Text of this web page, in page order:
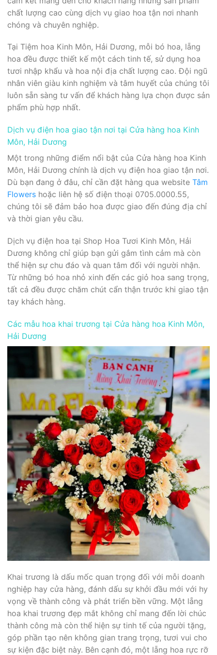
chất lượng cao cùng dịch vụ giao hoa tận nơi nhanh
chóng và chuyên nghiệp.
Tại Tiệm hoa Kinh Môn, Hải Dương, mỗi bó hoa, lẵng
hoa đều được thiết kế một cách tinh tế, sử dụng hoa
tươi nhập khẩu và hoa nội địa chất lượng cao. Đội ngũ
nhân viên giàu kinh nghiệm và tâm huyết của chúng tôi
luôn sẵn sàng tư vấn để khách hàng lựa chọn được sản
phẩm phù hợp nhất.
Dịch vụ điện hoa giao tận nơi tại Cửa hàng hoa Kinh
Môn, Hải Dương
Một trong những điểm nổi bật của Cửa hàng hoa Kinh
Môn, Hải Dương chính là dịch vụ điện hoa giao tận nơi.
Dù bạn đang ở đâu, chỉ cần đặt hàng qua website Tâm
Flowers hoặc liên hệ số điện thoại 0705.0000.55,
chúng tôi sẽ đảm bảo hoa được giao đến đúng địa chỉ
và thời gian yêu cầu.
Dịch vụ điện hoa tại Shop Hoa Tươi Kinh Môn, Hải
Dương không chỉ giúp bạn gửi gắm tình cảm mà còn
thể hiện sự chu đáo và quan tâm đối với người nhận.
Từ những bó hoa nhỏ xinh đến các giỏ hoa sang trọng,
tất cả đều được chăm chút cẩn thận trước khi giao tận
tay khách hàng.
Các mẫu hoa khai trương tại Cửa hàng hoa Kinh Môn,
Hải Dương
Khai trương là dấu mốc quan trọng đối với mỗi doanh
nghiệp hay cửa hàng, đánh dấu sự khởi đầu mới với hy
vọng về thành công và phát triển bền vững. Một lẵng
hoa khai trương đẹp mắt không chỉ mang đến lời chúc
thành công mà còn thể hiện sự tinh tế của người tặng,
góp phần tạo nên không gian trang trọng, tươi vui cho
sự kiện đặc biệt này. Bên cạnh đó, một lẵng hoa rực rỡ